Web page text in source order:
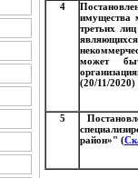
4
имущества
третьих
может
(20/11/2020)
5
район»" (